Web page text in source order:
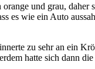
und grau,
es wie ein Auto
zu sehr an ein
hatte sich dann